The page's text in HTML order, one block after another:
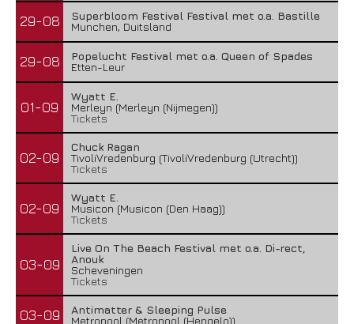
29-08
Superbloom Festival Festival met o.a. Bastille
Munchen, Duitsland
29-08
Popelucht Festival met o.a. Queen of Spades
Etten-Leur
01-09
Wyatt E.
Merleyn (Merleyn (Nijmegen))
Tickets
02-09
Chuck Ragan
TivoliVredenburg (TivoliVredenburg (Utrecht))
Tickets
02-09
Wyatt E.
Musicon (Musicon (Den Haag))
Tickets
03-09
Live On The Beach Festival met o.a. Di-rect,
Anouk
Scheveningen
Tickets
03-09
Antimatter & Sleeping Pulse
Metropool (Metropool (Hengelo))